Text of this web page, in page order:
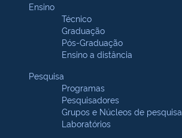
Ensino
Técnico
Graduação
Pós-Graduação
Ensino a distância
Pesquisa
Programas
Pesquisadores
Grupos e Núcleos de pesquisa
Laboratórios